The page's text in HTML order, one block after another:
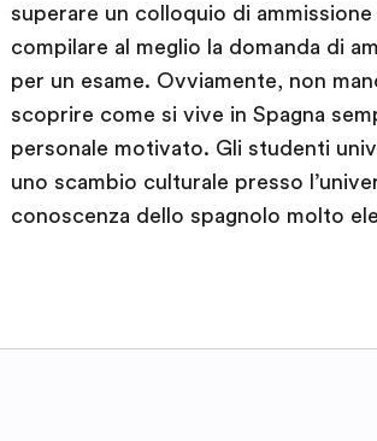
superare un colloquio di
compilare al meglio la domanda di
per un esame. Ovviamente, non
scoprire come si vive in Spagna
personale motivato. Gli studenti
uno scambio culturale presso
conoscenza dello spagnolo molto